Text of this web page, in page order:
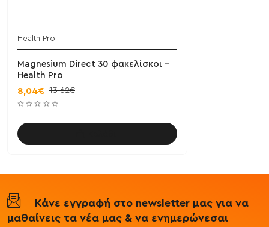
Health Pro
Magnesium Direct 30 φακελίσκοι -
Health Pro
8,04€ 13,62€
Κάνε εγγραφή στο newsletter μας για να
μαθαίνεις τα νέα μας & να ενημερώνεσαι